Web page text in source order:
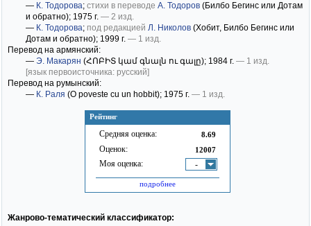
Рейтинг
Средняя оценка: 8.69
Оценок: 12007
Моя оценка: -
подробнее
— К. Тодорова; стихи в переводе А. Тодоров (Билбо Бегинс или Дотам
и обратно); 1975 г. — 2 изд.
— К. Тодорова; под редакцией Л. Николов (Хобит, Билбо Бегинс или
Дотам и обратно); 1999 г. — 1 изд.
Перевод на армянский:
— Э. Макарян (ՀՈԲԻՏ կամ գնալն ու գալը); 1984 г. — 1 изд.
[язык первоисточника: русский]
Перевод на румынский:
— К. Раля (O poveste cu un hobbit); 1975 г. — 1 изд.
Жанрово-тематический классификатор: